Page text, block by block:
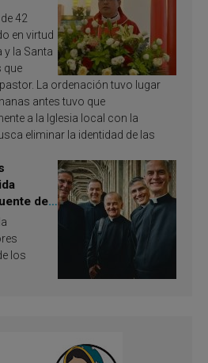
42
en virtud
y la Santa
que
La ordenación tuvo lugar
antes tuvo que
a la Iglesia local con la
eliminar la identidad de las
de
los